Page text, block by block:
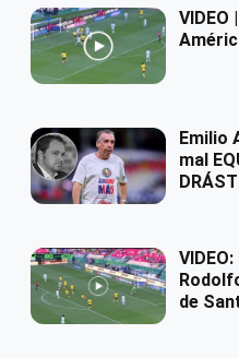
VIDEO
Emilio
mal
de